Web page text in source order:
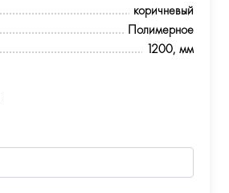
коричневый
Полимерное
1200, мм